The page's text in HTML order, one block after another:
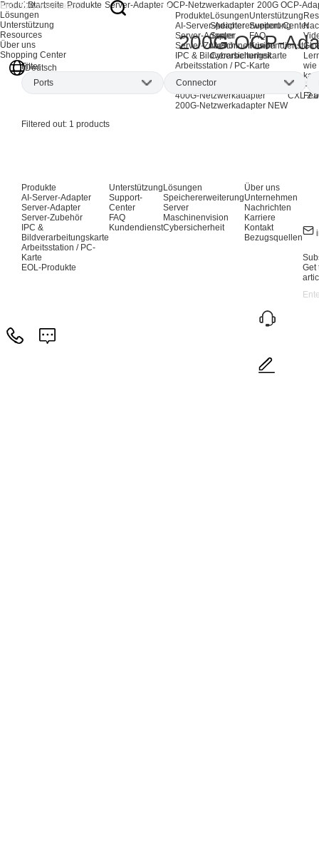
Produkte
AI-Server-Adapter
Server-Adapter
Server-Zubehör
IPC & Bildverarbeitungskarte
Arbeitsstation / PC-Karte
AI-Netzwerkadapter
400G-Netzwerkadapter
200G-Netzwerkadapter NEW
CXL-
CXL 2.0
Lösungen
Speichererweiterung
Server
Maschinenvision
Cybersicherheit
Unterstützung
Support-Center
FAQ
Kundendienst
wie
Produkte
Lösungen
Unterstützung
Resources
Über uns
Shopping Center
Deutsch
Startseite Produkte Server-Adapter OCP-Netzwerkadapter 200G OCP-
200G OCP-
Filter
Ports
Dual-port (1)
Connector
Filtered out: 1 products
Produkte
AI-Server-Adapter
Server-Adapter
Server-Zubehör
IPC &
Bildverarbeitungskarte
Arbeitsstation / PC-
Karte
EOL-Produkte
Unterstützung
Support-
Center
FAQ
Kundendienst
Lösungen
Speichererweiterung
Server
Maschinenvision
Cybersicherheit
Über uns
Unternehmen
Nachrichten
Karriere
Kontakt
Bezugsquellen
Get